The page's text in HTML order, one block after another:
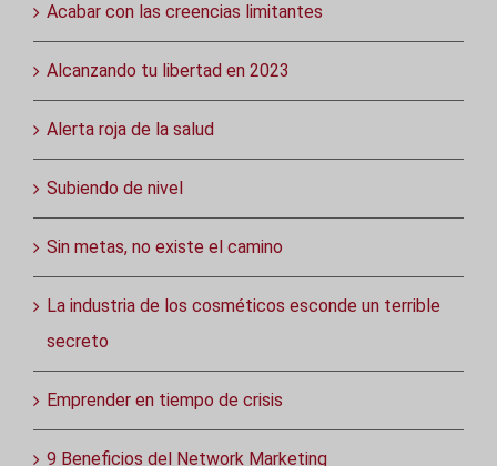
Acabar con las creencias limitantes
Alcanzando tu libertad en 2023
Alerta roja de la salud
Subiendo de nivel
Sin metas, no existe el camino
La industria de los cosméticos esconde un terrible
secreto
Emprender en tiempo de crisis
9 Beneficios del Network Marketing